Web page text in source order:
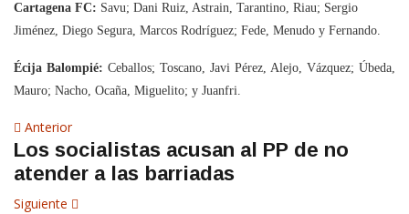
Cartagena FC: Savu; Dani Ruiz, Astrain, Tarantino, Riau; Sergio
Jiménez, Diego Segura, Marcos Rodríguez; Fede, Menudo y Fernando.
Écija Balompié: Ceballos; Toscano, Javi Pérez, Alejo, Vázquez; Úbeda,
Mauro; Nacho, Ocaña, Miguelito; y Juanfri.
Navegación
de
entradas
AnteriorArtículo
anterior
Los socialistas acusan al PP de no
atender a las barriadas
Siguiente